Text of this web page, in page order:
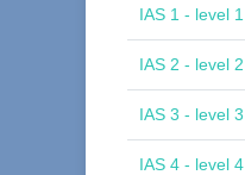
IAS 1 - level 1
IAS 2 - level 2
IAS 3 - level 3
IAS 4 - level 4